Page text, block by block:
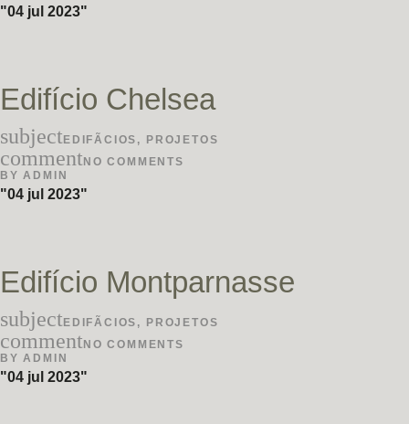
04 jul 2023
Edifício Chelsea
subject EDIFÃ­CIOS , PROJETOS
comment NO COMMENTS
BYADMIN
04 jul 2023
Edifício Montparnasse
subject EDIFÃ­CIOS , PROJETOS
comment NO COMMENTS
BYADMIN
04 jul 2023